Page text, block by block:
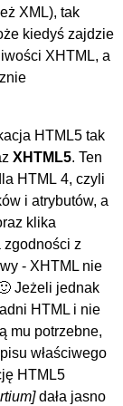
XML), tak
kiedyś zajdzie
XHTML, a
HTML5 tak
XHTML5. Ten
HTML 4, czyli
i atrybutów, a
klika
z
- XHTML nie
Jeżeli jednak
HTML i nie
mu potrzebne,
właściwego
HTML5
dała jasno